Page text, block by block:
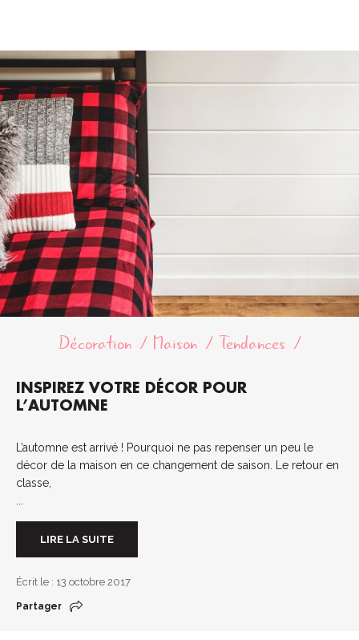
Décoration Maison Tendances
INSPIREZ VOTRE DÉCOR POUR
L’AUTOMNE
L’automne est arrivé ! Pourquoi ne pas repenser un peu le
décor de la maison en ce changement de saison. Le retour en
classe,
LIRE LA SUITE
Écrit le : 13 octobre 2017
Partager